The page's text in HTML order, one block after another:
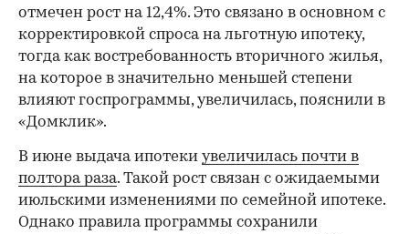
отмечен рост на 12,4%. Это связано в основном с
корректировкой спроса на льготную ипотеку,
тогда как востребованность вторичного жилья,
на которое в значительно меньшей степени
влияют госпрограммы, увеличилась, пояснили в
«Домклик».
В июне выдача ипотеки увеличилась почти в
полтора раза. Такой рост связан с ожидаемыми
июльскими изменениями по семейной ипотеке.
Однако правила программы сохранили